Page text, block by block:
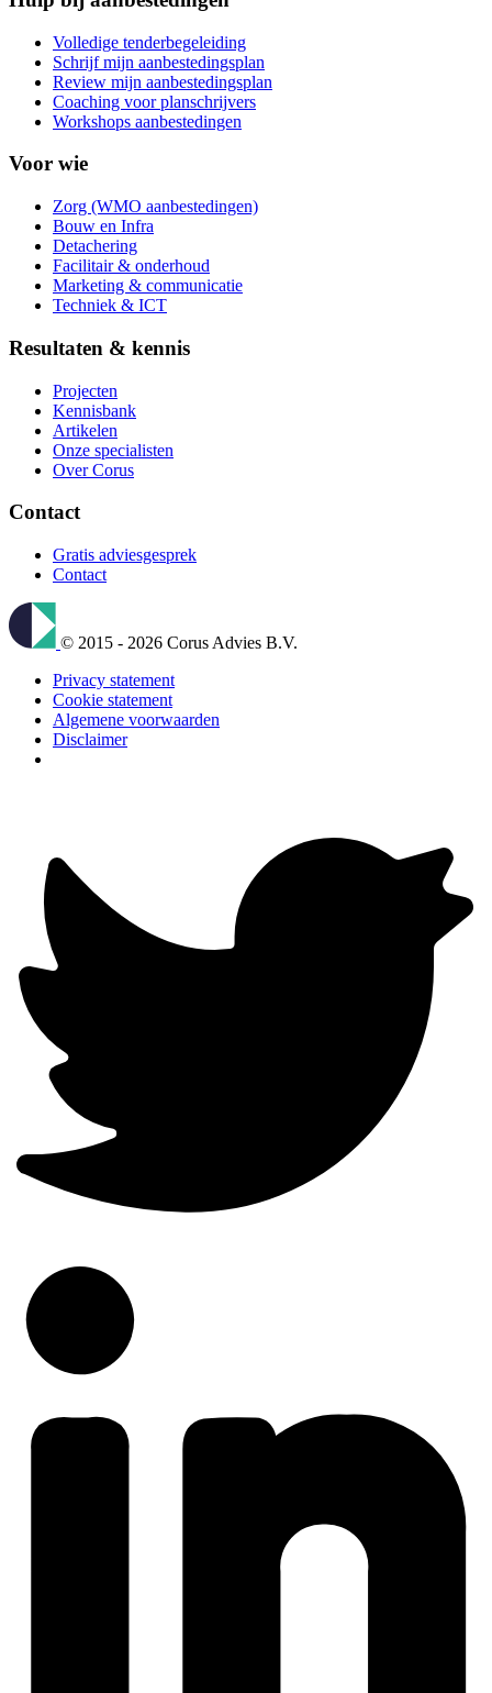
Volledige tenderbegeleiding
Schrijf mijn aanbestedingsplan
Review mijn aanbestedingsplan
Coaching voor planschrijvers
Workshops aanbestedingen
Voor wie
Zorg (WMO aanbestedingen)
Bouw en Infra
Detachering
Facilitair & onderhoud
Marketing & communicatie
Techniek & ICT
Resultaten & kennis
Projecten
Kennisbank
Artikelen
Onze specialisten
Over Corus
Contact
Gratis adviesgesprek
Contact
© 2015 - 2026 Corus Advies B.V.
Privacy statement
Cookie statement
Algemene voorwaarden
Disclaimer